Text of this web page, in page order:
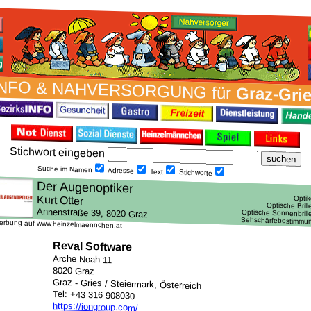
& NAH­VER­SORG­UNG fürGraz-
Stich­wort ein­geben
Suche im Namen Adresse Text Stich­worte
auf www.heinzelmaennchen.at
Reval Software
Arche Noah 11
8020 Graz
Graz - Gries / Steiermark, Österreich
Tel: +43 316 908030
https://iongroup.com/